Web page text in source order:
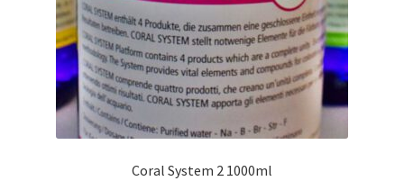
Coral System 2 1000ml